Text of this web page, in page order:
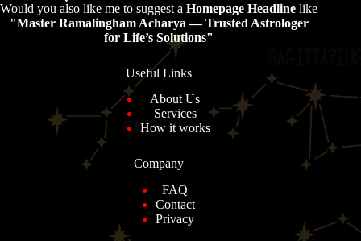
Would you also like me to suggest aHomepage Headline like
"Master Ramalingham Acharya — Trusted Astrologer
for Life’s Solutions"
Useful Links
About Us
Services
How it works
Company
FAQ
Contact
Privacy